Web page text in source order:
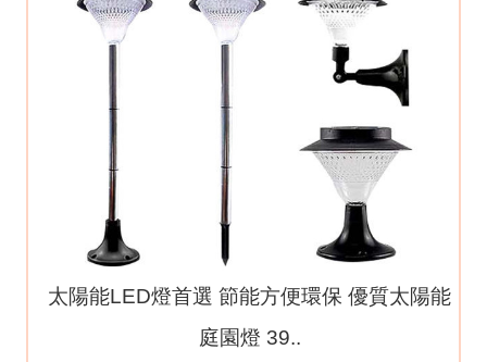
太陽能LED燈首選 節能方便環保 優質太陽能
庭園燈 39..